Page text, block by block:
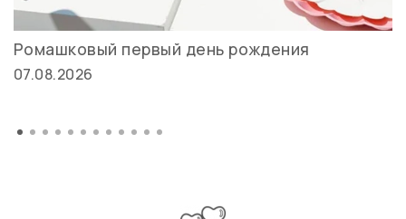
Ромашковый первый день рождения
07.08.2026